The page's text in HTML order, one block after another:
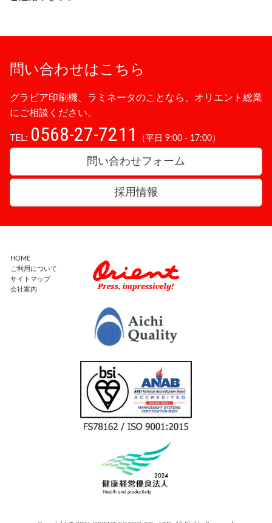
問い合わせはこちら
グラビア印刷機、ラミネータのことなら、オリエント総業
にご相談ください。
TEL: 0568-27-7211 （平日 9:00 - 17:00）
問い合わせフォーム
採用情報
HOME
ご利用について
サイトマップ
会社案内